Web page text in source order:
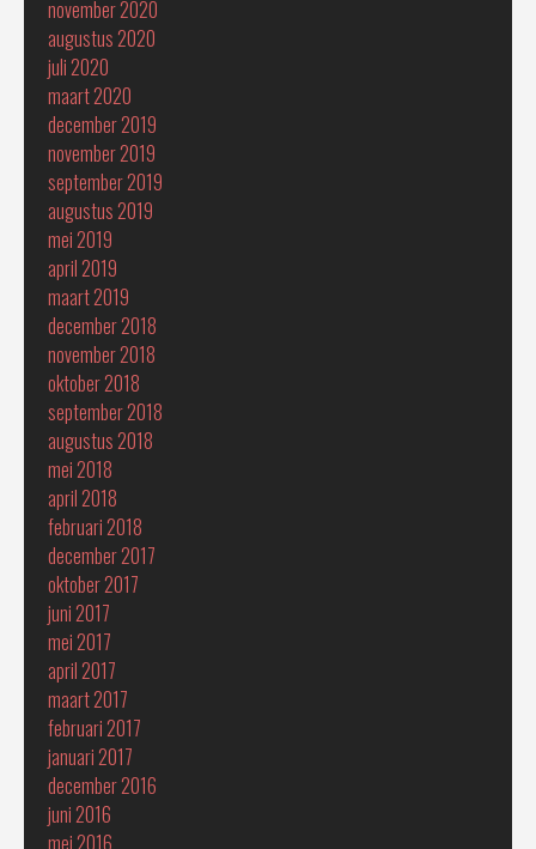
november 2020
augustus 2020
juli 2020
maart 2020
december 2019
november 2019
september 2019
augustus 2019
mei 2019
april 2019
maart 2019
december 2018
november 2018
oktober 2018
september 2018
augustus 2018
mei 2018
april 2018
februari 2018
december 2017
oktober 2017
juni 2017
mei 2017
april 2017
maart 2017
februari 2017
januari 2017
december 2016
juni 2016
mei 2016